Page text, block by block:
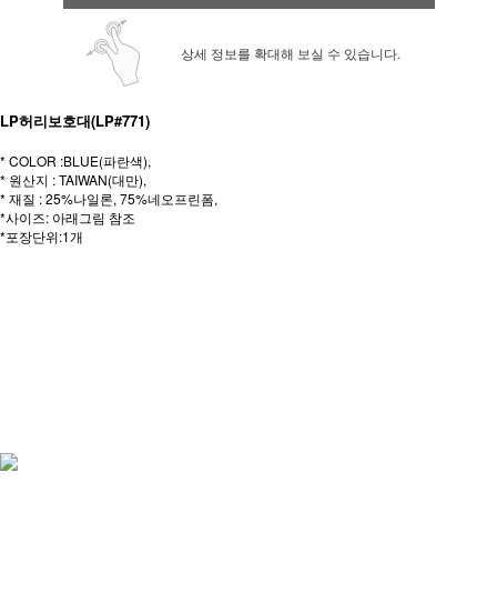
상세 정보를 확대해 보실 수 있습니다.
LP허리보호대(LP#771)
* COLOR :BLUE(파란색),
* 원산지 : TAIWAN(대만),
* 재질 : 25%나일론, 75%네오프린폼,
*사이즈: 아래그림 참조
*포장단위:1개